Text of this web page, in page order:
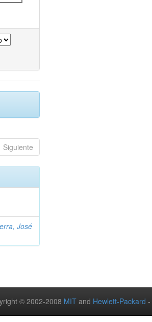
Siguiente
José
© 2002-2008 MIT and Hewlett-Packard -